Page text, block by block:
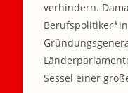
verhindern.
Sessel einer